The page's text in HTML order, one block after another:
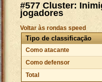
#577 Cluster:
jogadores
Voltar às rondas speed
Tipo de classificação
Como atacante
Como defensor
Total